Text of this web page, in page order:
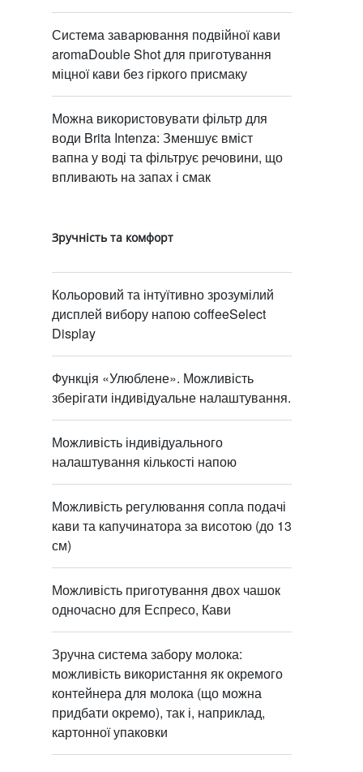
Система заварювання подвійної кави
aromaDouble Shot для приготування
міцної кави без гіркого присмаку
Можна використовувати фільтр для
води Brita Intenza: Зменшує вміст
вапна у воді та фільтрує речовини, що
впливають на запах і смак
Зручність та комфорт
Кольоровий та інтуїтивно зрозумілий
дисплей вибору напою coffeeSelect
Display
Функція «Улюблене». Можливість
зберігати індивідуальне налаштування.
Можливість індивідуального
налаштування кількості напою
Можливість регулювання сопла подачі
кави та капучинатора за висотою (до 13
см)
Можливість приготування двох чашок
одночасно для Еспресо, Кави
Зручна система забору молока:
можливість використання як окремого
контейнера для молока (що можна
придбати окремо), так і, наприклад,
картонної упаковки